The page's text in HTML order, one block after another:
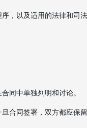
，以及适用的法律和司法
同中单独列明和讨论。
合同签署，双方都应保